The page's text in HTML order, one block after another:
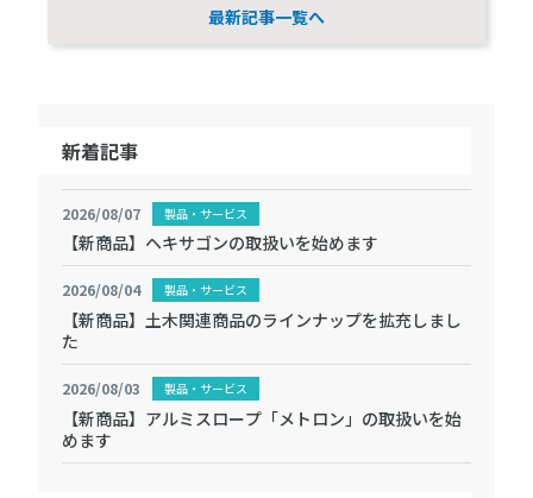
最新記事一覧へ
新着記事
2026/08/07 製品・サービス
【新商品】ヘキサゴンの取扱いを始めます
2026/08/04 製品・サービス
【新商品】土木関連商品のラインナップを拡充しまし
た
2026/08/03 製品・サービス
【新商品】アルミスロープ「メトロン」の取扱いを始
めます